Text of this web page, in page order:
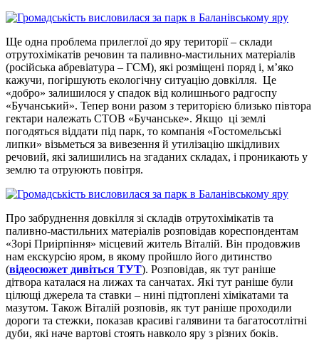
Ще одна проблема прилеглої до яру території – склади
отрутохімікатів речовин та паливно-мастильних матеріалів
(російська абревіатура – ГСМ), які розміщені поряд і, м’яко
кажучи, погіршують екологічну ситуацію довкілля. Це
«добро» залишилося у спадок від колишнього радгоспу
«Бучанський». Тепер вони разом з територією близько півтора
гектари належать СТОВ «Бучанське». Якщо ці землі
погодяться віддати під парк, то компанія «Гостомельські
липки» візьметься за вивезення й утилізацію шкідливих
речовий, які залишились на згаданих складах, і проникають у
землю та отруюють повітря.
Про забруднення довкілля зі складів отрутохімікатів та
паливно-мастильних матеріалів розповідав кореспондентам
«Зорі Приірпіння» місцевий житель Віталій. Він продовжив
нам екскурсію яром, в якому пройшло його дитинство
(відеосюжет дивіться ТУТ). Розповідав, як тут раніше
дітвора каталася на лижах та санчатах. Які тут раніше були
цілющі джерела та ставки – нині підтоплені хімікатами та
мазутом. Також Віталій розповів, як тут раніше проходили
дороги та стежки, показав красиві галявини та багатосотлітні
дуби, які наче вартові стоять навколо яру з різних боків.